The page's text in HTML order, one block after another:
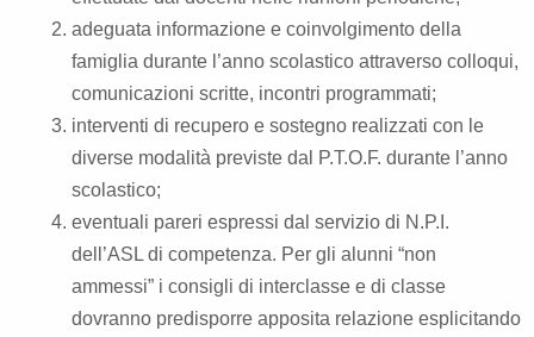
adeguata informazione e coinvolgimento della
famiglia durante l’anno scolastico attraverso colloqui,
comunicazioni scritte, incontri programmati;
interventi di recupero e sostegno realizzati con le
diverse modalità previste dal P.T.O.F. durante l’anno
scolastico;
eventuali pareri espressi dal servizio di N.P.I.
dell’ASL di competenza. Per gli alunni “non
ammessi” i consigli di interclasse e di classe
dovranno predisporre apposita relazione esplicitando